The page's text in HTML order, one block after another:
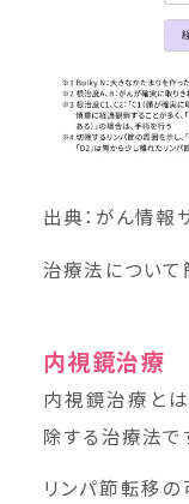
出典：がん情報
治療法について
内視鏡治療
内視鏡治療と
除する治療法で
リンパ節転移